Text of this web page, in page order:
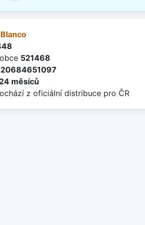
Blanco
521468
24 měsíců
z oficiální distribuce pro ČR